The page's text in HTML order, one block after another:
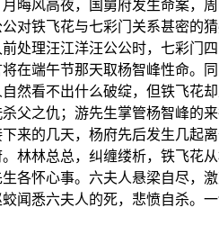
晦风高夜，国舅府发生命案，
对铁飞花与七彩门关系甚密的
处理汪江洋汪公公时，七彩门
在端午节那天取杨智峰性命。
然看不出什么破绽，但铁飞花
父之仇；游先生掌管杨智峰的
来的几天，杨府先后发生几起
林林总总，纠缠缕析，铁飞花
各怀心事。六夫人悬梁自尽，
闻悉六夫人的死，悲愤自杀。